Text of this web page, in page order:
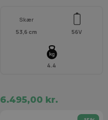
Skær
53,6 cm
56V
4.4
6.495,00 kr.